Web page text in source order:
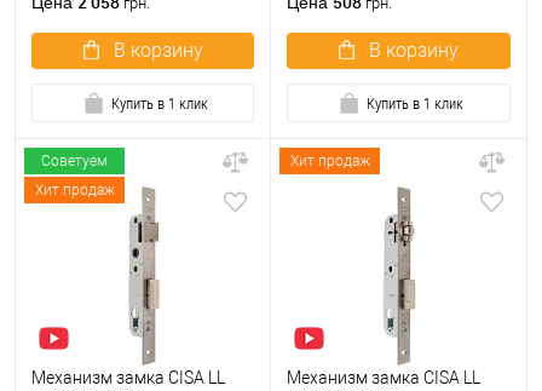
В корзину
Купить в 1 клик
В корзину
Купить в 1 клик
Советуем
Хит продаж
Механизм замка CISA LL
Хит продаж
Механизм замка CISA LL